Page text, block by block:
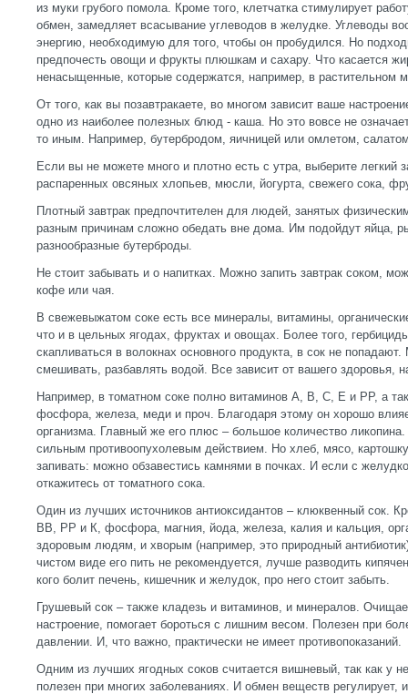
из муки грубого помола. Кроме того, клетчатка стимулирует
обмен, замедляет всасывание углеводов в желудке. Углеводы
энергию, необходимую для того, чтобы он пробудился. Но
предпочесть овощи и фрукты плюшкам и сахару. Что касается
ненасыщенные, которые содержатся, например, в растительном
От того, как вы позавтракаете, во многом зависит ваше
одно из наиболее полезных блюд - каша. Но это вовсе не
то иным. Например, бутербродом, яичницей или омлетом,
Если вы не можете много и плотно есть с утра, выберите легкий
распаренных овсяных хлопьев, мюсли, йогурта, свежего сока,
Плотный завтрак предпочтителен для людей, занятых
разным причинам сложно обедать вне дома. Им подойдут яйца,
разнообразные бутерброды.
Не стоит забывать и о напитках. Можно запить завтрак соком,
кофе или чая.
В свежевыжатом соке есть все минералы, витамины,
что и в цельных ягодах, фруктах и овощах. Более того,
скапливаться в волокнах основного продукта, в сок не
смешивать, разбавлять водой. Все зависит от вашего здоровья,
Например, в томатном соке полно витаминов А, В, С, Е и РР, а
фосфора, железа, меди и проч. Благодаря этому он хорошо
организма. Главный же его плюс – большое количество ликопина.
сильным противоопухолевым действием. Но хлеб, мясо,
запивать: можно обзавестись камнями в почках. И если с
откажитесь от томатного сока.
Один из лучших источников антиоксидантов – клюквенный сок.
ВВ, РР и К, фосфора, магния, йода, железа, калия и кальция,
здоровым людям, и хворым (например, это природный
чистом виде его пить не рекомендуется, лучше разводить
кого болит печень, кишечник и желудок, про него стоит забыть.
Грушевый сок – также кладезь и витаминов, и минералов.
настроение, помогает бороться с лишним весом. Полезен при
давлении. И, что важно, практически не имеет противопоказаний.
Одним из лучших ягодных соков считается вишневый, так как у
полезен при многих заболеваниях. И обмен веществ регулирует,